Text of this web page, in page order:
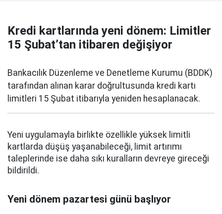
Kredi kartlarında yeni dönem: Limitler
15 Şubat’tan itibaren değişiyor
Bankacılık Düzenleme ve Denetleme Kurumu (BDDK)
tarafından alınan karar doğrultusunda kredi kartı
limitleri 15 Şubat itibarıyla yeniden hesaplanacak.
Yeni uygulamayla birlikte özellikle yüksek limitli
kartlarda düşüş yaşanabileceği, limit artırımı
taleplerinde ise daha sıkı kuralların devreye gireceği
bildirildi.
Yeni dönem pazartesi günü başlıyor